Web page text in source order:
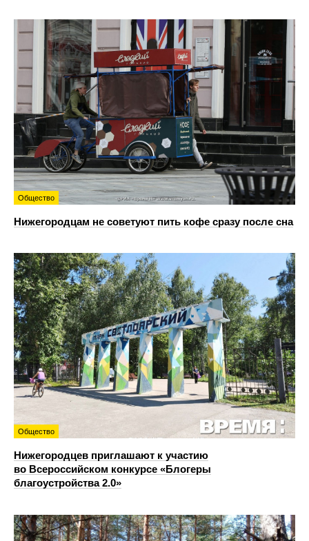
Общество
Нижегородцам не советуют пить кофе сразу после сна
Общество
Нижегородцев приглашают к участию
во Всероссийском конкурсе «Блогеры
благоустройства 2.0»